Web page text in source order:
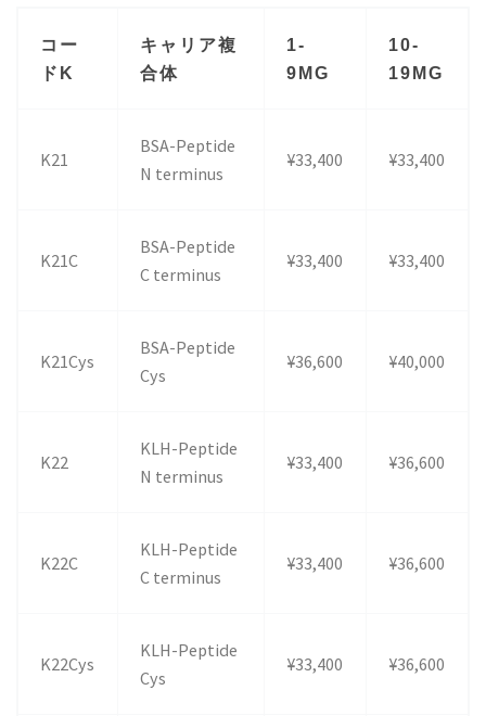
コー
ドK
キャリア複
合体
1-
9MG
10-
19MG
K21
BSA-Peptide
N terminus
¥33,400 ¥33,400
K21C
BSA-Peptide
C terminus
¥33,400 ¥33,400
K21Cys
BSA-Peptide
Cys
¥36,600 ¥40,000
K22
KLH-Peptide
N terminus
¥33,400 ¥36,600
K22C
KLH-Peptide
C terminus
¥33,400 ¥36,600
K22Cys
KLH-Peptide
Cys
¥33,400 ¥36,600